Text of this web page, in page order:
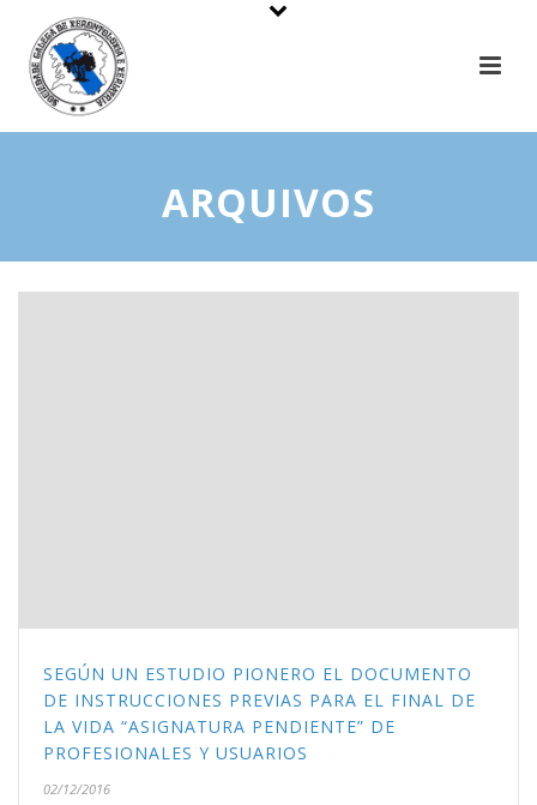
ARQUIVOS
SEGÚN UN ESTUDIO PIONERO EL DOCUMENTO
DE INSTRUCCIONES PREVIAS PARA EL FINAL DE
LA VIDA “ASIGNATURA PENDIENTE” DE
PROFESIONALES Y USUARIOS
02/12/2016